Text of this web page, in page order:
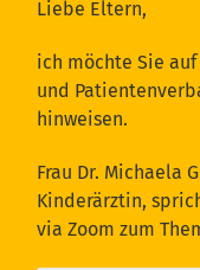
Liebe Eltern,
ich möchte Sie
und
hinweisen.
Frau Dr. Michaela
Kinderärztin,
via Zoom zum